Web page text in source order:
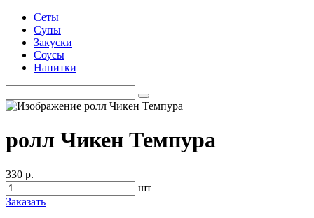
Сеты
Супы
Закуски
Соусы
Напитки
ролл Чикен Темпура
330 р.
шт
Заказать